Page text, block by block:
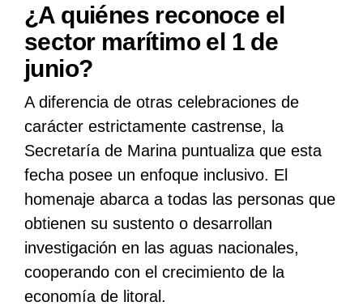
¿A quiénes reconoce el
sector marítimo el 1 de
junio?
A diferencia de otras celebraciones de
carácter estrictamente castrense, la
Secretaría de Marina puntualiza que esta
fecha posee un enfoque inclusivo. El
homenaje abarca a todas las personas que
obtienen su sustento o desarrollan
investigación en las aguas nacionales,
cooperando con el crecimiento de la
economía de litoral.